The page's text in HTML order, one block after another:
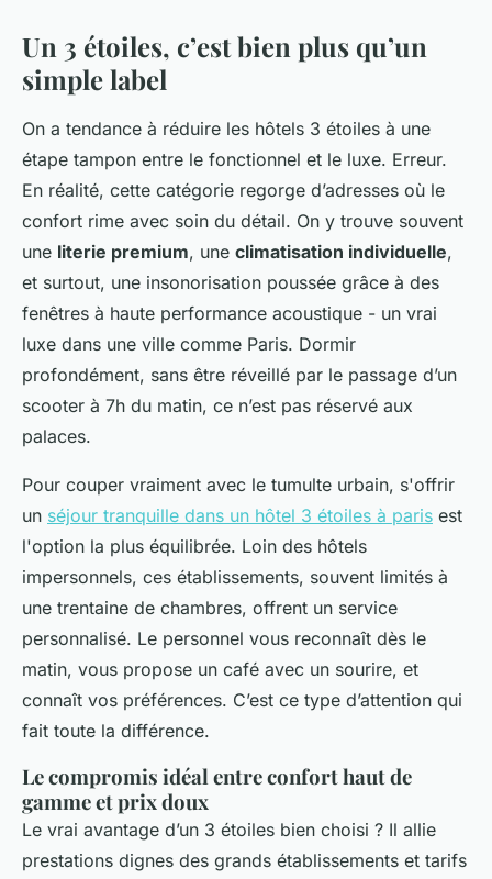
Un 3 étoiles, c’est bien plus qu’un
simple label
On a tendance à réduire les hôtels 3 étoiles à une
étape tampon entre le fonctionnel et le luxe. Erreur.
En réalité, cette catégorie regorge d’adresses où le
confort rime avec soin du détail. On y trouve souvent
une literie premium, une climatisation individuelle,
et surtout, une insonorisation poussée grâce à des
fenêtres à haute performance acoustique - un vrai
luxe dans une ville comme Paris. Dormir
profondément, sans être réveillé par le passage d’un
scooter à 7h du matin, ce n’est pas réservé aux
palaces.
Pour couper vraiment avec le tumulte urbain, s'offrir
un séjour tranquille dans un hôtel 3 étoiles à paris est
l'option la plus équilibrée. Loin des hôtels
impersonnels, ces établissements, souvent limités à
une trentaine de chambres, offrent un service
personnalisé. Le personnel vous reconnaît dès le
matin, vous propose un café avec un sourire, et
connaît vos préférences. C’est ce type d’attention qui
fait toute la différence.
Le compromis idéal entre confort haut de
gamme et prix doux
Le vrai avantage d’un 3 étoiles bien choisi ? Il allie
prestations dignes des grands établissements et tarifs